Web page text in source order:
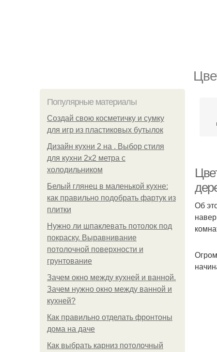
Популярные материалы
Создай свою косметичку и сумку
для игр из пластиковых бутылок
Дизайн кухни 2 на . Выбор стиля
для кухни 2х2 метра с
холодильником
Белый глянец в маленькой кухне:
как правильно подобрать фартук из
плитки
Нужно ли шпаклевать потолок под
покраску. Выравнивание
потолочной поверхности и
грунтование
Зачем окно между кухней и ванной.
Зачем нужно окно между ванной и
кухней?
Как правильно отделать фронтоны
дома на даче
Как выбрать карниз потолочный
Об